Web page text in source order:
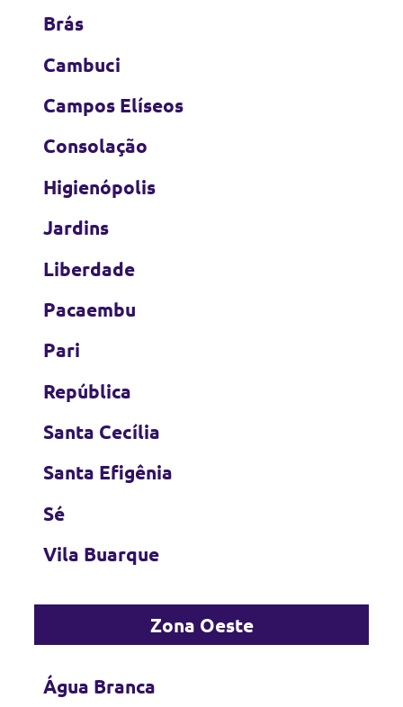
Brás
Cambuci
Campos Elíseos
Consolação
Higienópolis
Jardins
Liberdade
Pacaembu
Pari
República
Santa Cecília
Santa Efigênia
Sé
Vila Buarque
Zona Oeste
Água Branca